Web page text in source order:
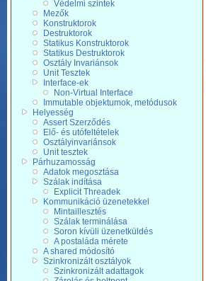
Védelmi szintek
Mezők
Konstruktorok
Destruktorok
Statikus Konstruktorok
Statikus Destruktorok
Osztály Invariánsok
Unit Tesztek
Interface-ek
Non-Virtual Interface
Immutable objektumok, metódusok
Helyesség
Assert Szerződés
Elő- és utófeltételek
Osztályinvariánsok
Unit tesztek
Párhuzamosság
Adatok megosztása
Szálak indítása
Explicit Threadek
Kommunikáció üzenetekkel
Mintaillesztés
Szálak terminálása
Soron kívüli üzenetküldés
A postaláda mérete
A shared módosító
Szinkronizált osztályok
Szinkronizált adattagok